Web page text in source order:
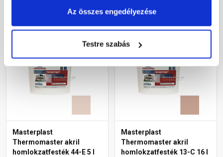
Az összes engedélyezése
Testre szabás
Masterplast
Thermomaster akril
homlokzatfesték 44-E 5 l
Masterplast
Thermomaster akril
homlokzatfesték 13-C 16 l